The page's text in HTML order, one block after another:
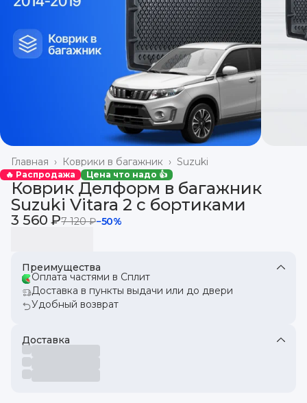
Suzuki
Коврики в багажник ›
Главная ›
🔥 Распродажа Цена что надо 👍
Коврик Делформ в багажник
Suzuki Vitara 2 с бортиками
3 560 ₽7 120 ₽−50%
Преимущества
Оплата частями в Сплит
Доставка в пункты выдачи или до двери
Удобный возврат
Доставка